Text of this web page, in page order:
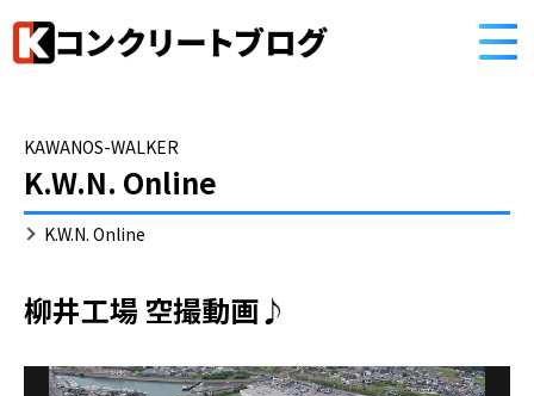
KAWANOS-WALKER
K.W.N. Online
K.W.N. Online
柳井工場 空撮動画♪